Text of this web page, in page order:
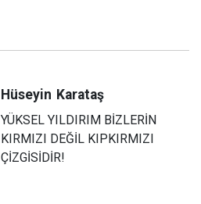
Hüseyin Karataş
YÜKSEL YILDIRIM BİZLERİN
KIRMIZI DEĞİL KIPKIRMIZI
ÇİZGİSİDİR!